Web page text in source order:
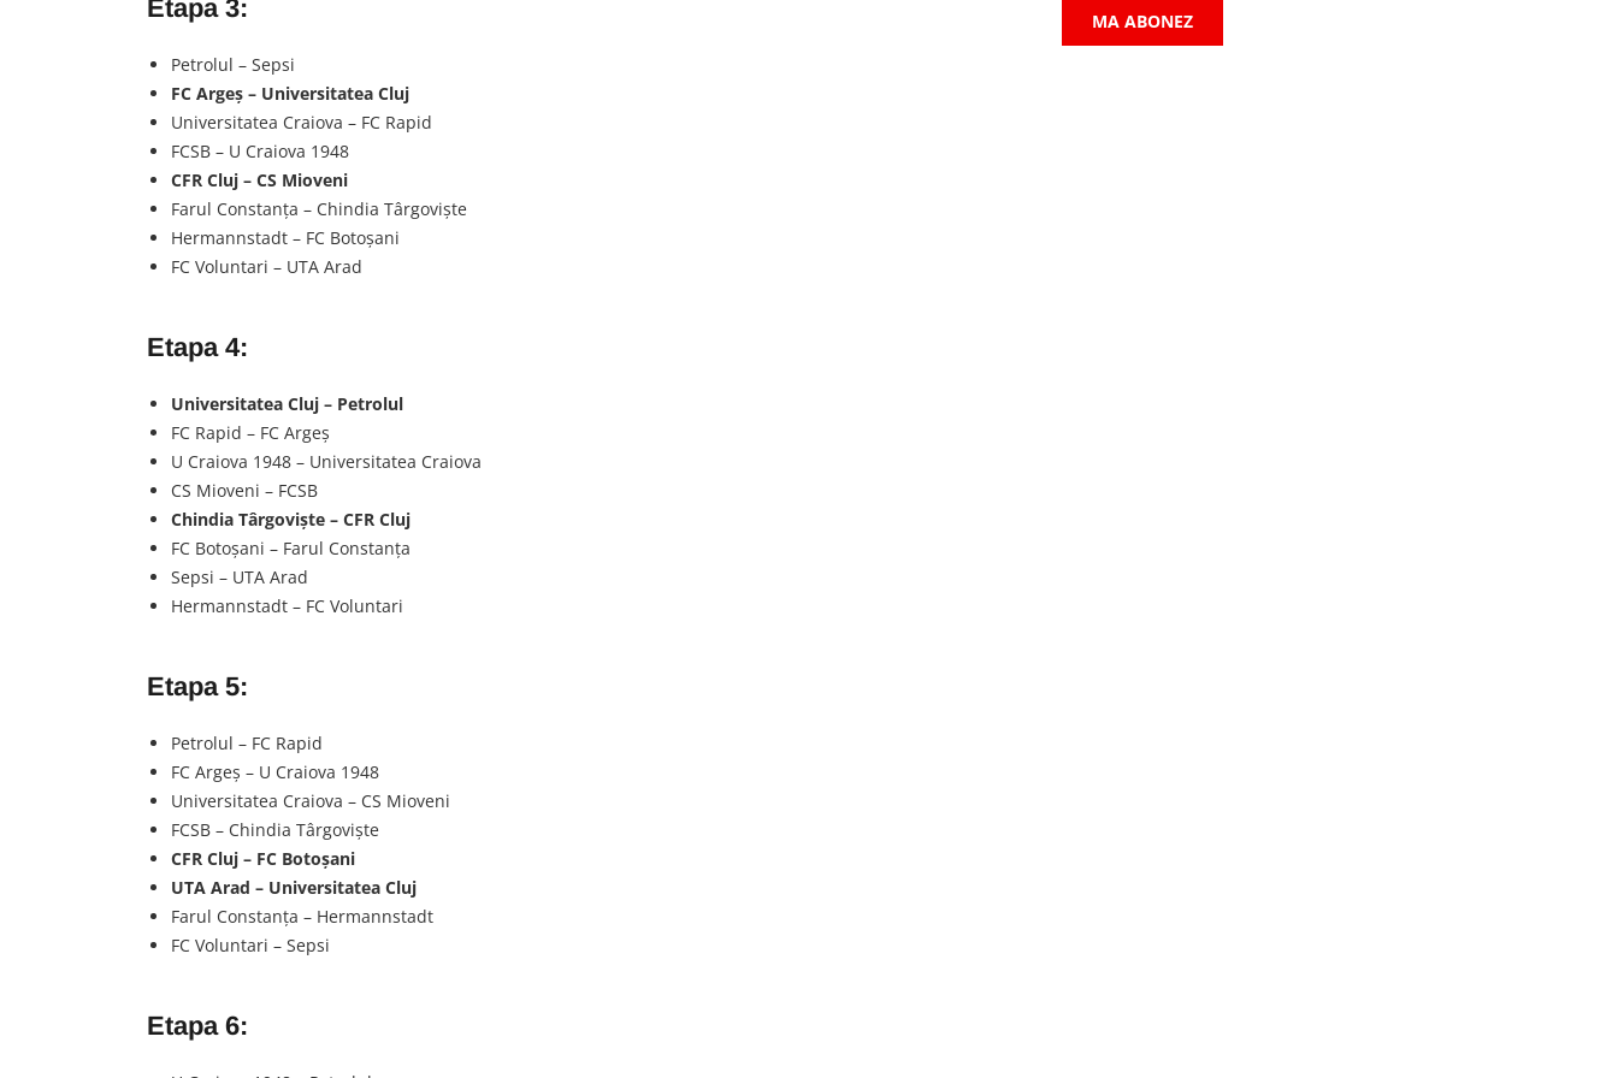
Etapa 3:
Petrolul – Sepsi
FC Argeş – Universitatea Cluj
Universitatea Craiova – FC Rapid
FCSB – U Craiova 1948
CFR Cluj – CS Mioveni
Farul Constanţa – Chindia Târgovişte
Hermannstadt – FC Botoşani
FC Voluntari – UTA Arad
Etapa 4:
Universitatea Cluj – Petrolul
FC Rapid – FC Argeş
U Craiova 1948 – Universitatea Craiova
CS Mioveni – FCSB
Chindia Târgovişte – CFR Cluj
FC Botoşani – Farul Constanţa
Sepsi – UTA Arad
Hermannstadt – FC Voluntari
Etapa 5:
Petrolul – FC Rapid
FC Argeş – U Craiova 1948
Universitatea Craiova – CS Mioveni
FCSB – Chindia Târgovişte
CFR Cluj – FC Botoşani
UTA Arad – Universitatea Cluj
Farul Constanţa – Hermannstadt
FC Voluntari – Sepsi
Etapa 6:
MA ABONEZ